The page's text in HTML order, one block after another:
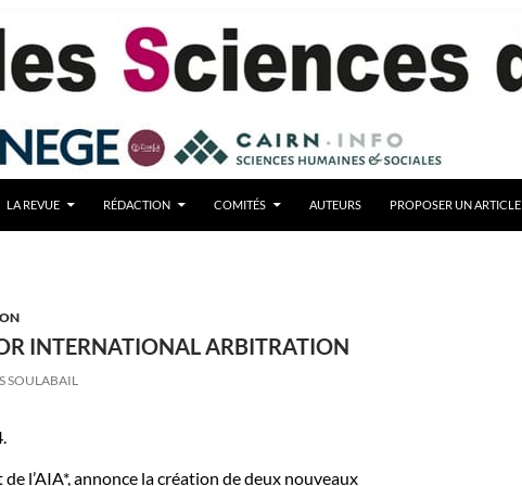
LA REVUE RÉDACTION COMITÉS AUTEURS PROPOSER UN ARTICLE
INTERNATIONAL ARBITRATION
SOULABAIL
l’AIA*, annonce la création de deux nouveaux